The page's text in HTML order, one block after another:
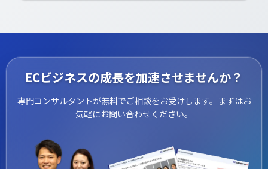
ことで短期間での成果創出も可能です。
ECビジネスの成長を加速させませんか？
専門コンサルタントが無料でご相談をお受けします。まずはお
気軽にお問い合わせください。